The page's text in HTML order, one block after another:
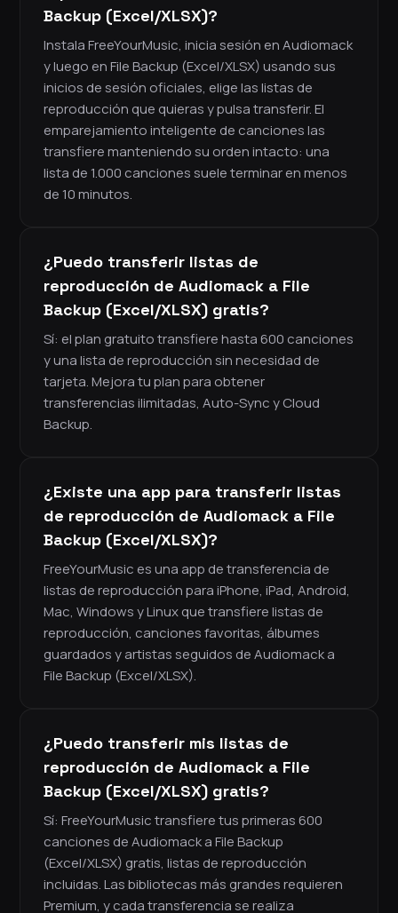
Backup (Excel/XLSX)?
Instala FreeYourMusic, inicia sesión en Audiomack
y luego en File Backup (Excel/XLSX) usando sus
inicios de sesión oficiales, elige las listas de
reproducción que quieras y pulsa transferir. El
emparejamiento inteligente de canciones las
transfiere manteniendo su orden intacto: una
lista de 1.000 canciones suele terminar en menos
de 10 minutos.
¿Puedo transferir listas de
reproducción de Audiomack a File
Backup (Excel/XLSX) gratis?
Sí: el plan gratuito transfiere hasta 600 canciones
y una lista de reproducción sin necesidad de
tarjeta. Mejora tu plan para obtener
transferencias ilimitadas, Auto-Sync y Cloud
Backup.
¿Existe una app para transferir listas
de reproducción de Audiomack a File
Backup (Excel/XLSX)?
FreeYourMusic es una app de transferencia de
listas de reproducción para iPhone, iPad, Android,
Mac, Windows y Linux que transfiere listas de
reproducción, canciones favoritas, álbumes
guardados y artistas seguidos de Audiomack a
File Backup (Excel/XLSX).
¿Puedo transferir mis listas de
reproducción de Audiomack a File
Backup (Excel/XLSX) gratis?
Sí: FreeYourMusic transfiere tus primeras 600
canciones de Audiomack a File Backup
(Excel/XLSX) gratis, listas de reproducción
incluidas. Las bibliotecas más grandes requieren
Premium, y cada transferencia se realiza